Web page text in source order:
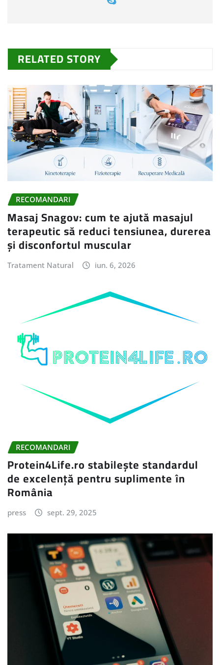
RELATED STORY
RECOMANDARI
Masaj Snagov: cum te ajută masajul
terapeutic să reduci tensiunea, durerea
și disconfortul muscular
Tratament Natural iun. 6, 2026
RECOMANDARI
Protein4Life.ro stabilește standardul
de excelență pentru suplimente în
România
press sept. 29, 2025